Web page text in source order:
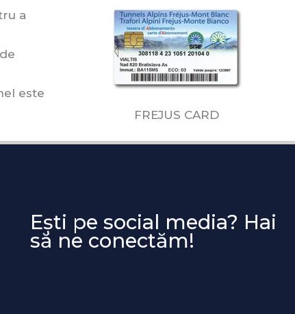
a
este
FREJUS CARD
Ești pe social media? Hai
să ne conectăm!